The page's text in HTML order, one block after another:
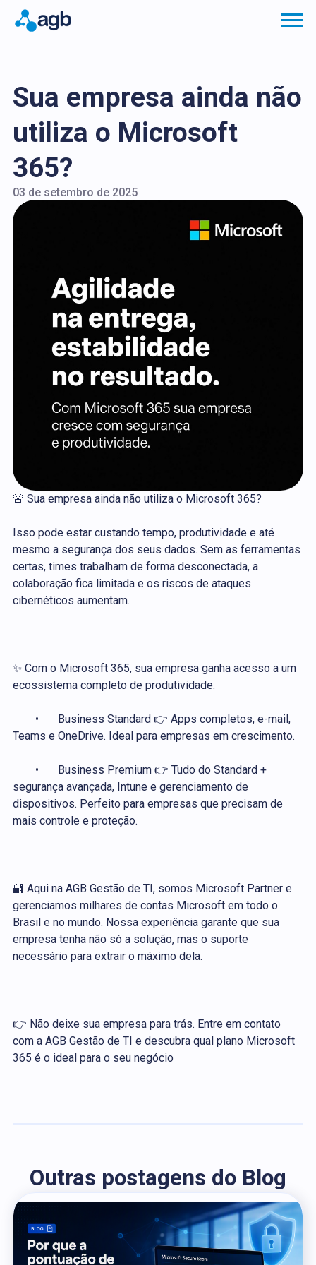
Sua empresa ainda não
utiliza o Microsoft
365?
03 de setembro de 2025
🚨 Sua empresa ainda não utiliza o Microsoft 365?
Isso pode estar custando tempo, produtividade e até
mesmo a segurança dos seus dados. Sem as ferramentas
certas, times trabalham de forma desconectada, a
colaboração fica limitada e os riscos de ataques
cibernéticos aumentam.
✨ Com o Microsoft 365, sua empresa ganha acesso a um
ecossistema completo de produtividade:
•
Business Standard 👉 Apps completos, e-mail,
Teams e OneDrive. Ideal para empresas em crescimento.
•
Business Premium 👉 Tudo do Standard +
segurança avançada, Intune e gerenciamento de
dispositivos. Perfeito para empresas que precisam de
mais controle e proteção.
🔐 Aqui na AGB Gestão de TI, somos Microsoft Partner e
gerenciamos milhares de contas Microsoft em todo o
Brasil e no mundo. Nossa experiência garante que sua
empresa tenha não só a solução, mas o suporte
necessário para extrair o máximo dela.
👉 Não deixe sua empresa para trás. Entre em contato
com a AGB Gestão de TI e descubra qual plano Microsoft
365 é o ideal para o seu negócio
Outras postagens do Blog